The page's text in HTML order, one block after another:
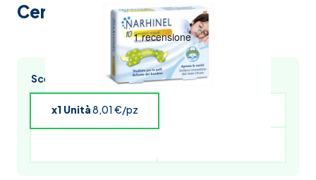
Cerottini
Scegli l’acquisto multiplo e risparmia
x1 Unità8,01 €/pz